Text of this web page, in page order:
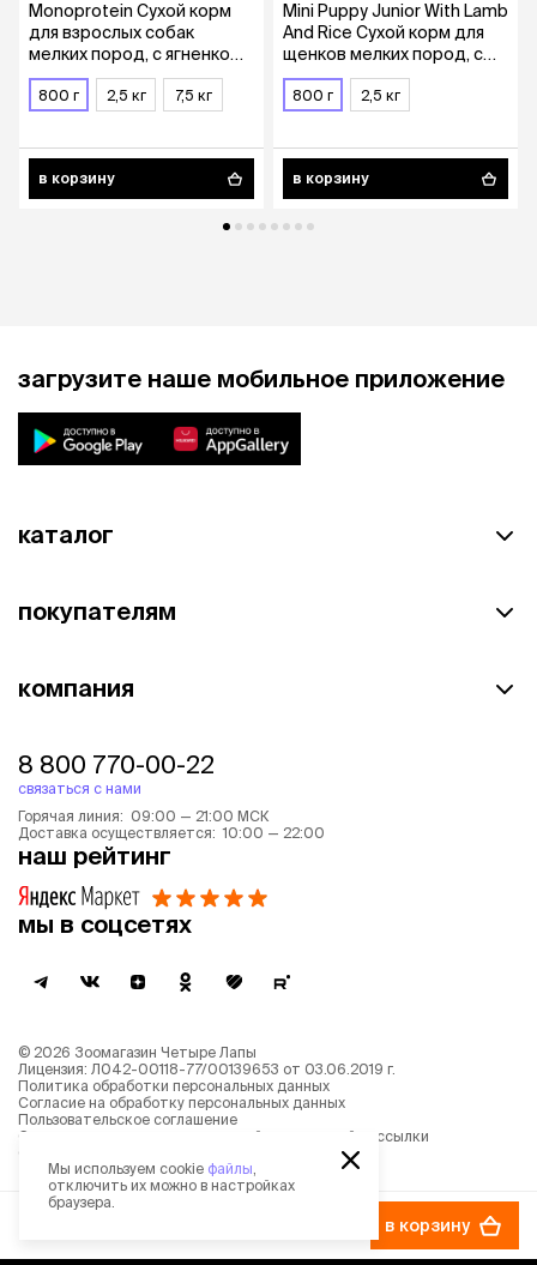
в корзину
Monoprotein Сухой корм
для взрослых собак
мелких пород, с ягненком,
рисом и картофелем, 800
гр.
800 г 2,5 кг 7,5 кг
в корзину
Mini Puppy Junior With Lamb
And Rice Сухой корм для
щенков мелких пород, с
ягненком и рисом, 800 гр.
800 г 2,5 кг
в корзину
загрузите наше мобильное приложение
каталог
покупателям
компания
8 800 770-00-22
связаться с нами
Горячая линия: 09:00 — 21:00 МСК
Доставка осуществляется: 10:00 — 22:00
наш рейтинг
мы в соцсетях
© 2026 Зоомагазин Четыре Лапы
Лицензия: Л042-00118-77/00139653 от 03.06.2019 г.
Политика обработки персональных данных
Согласие на обработку персональных данных
Пользовательское соглашение
Согласие на получение новостной и рекламной рассылки
Описание рекомендательных алгоритмов
Мы используем cookie файлы
отключить их можно в настройках
браузера.